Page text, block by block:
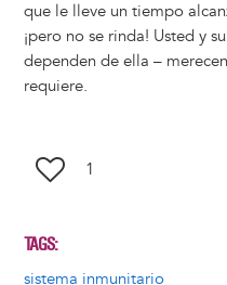
que le lleve un tiempo
¡pero no se rinda! Usted y
dependen de ella –
requiere.
1
TAGS
sistema inmunitario